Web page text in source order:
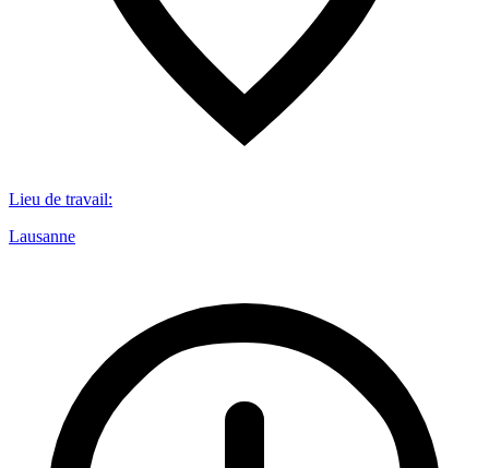
Lieu de travail:
Lausanne